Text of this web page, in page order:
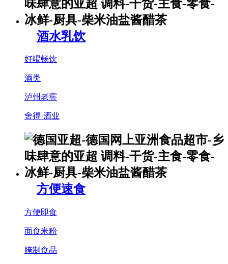
酒水乳饮
好喝畅饮
酒类
泸州老窖
舍得·酒业
方便速食
方便即食
面食米粉
腌制食品